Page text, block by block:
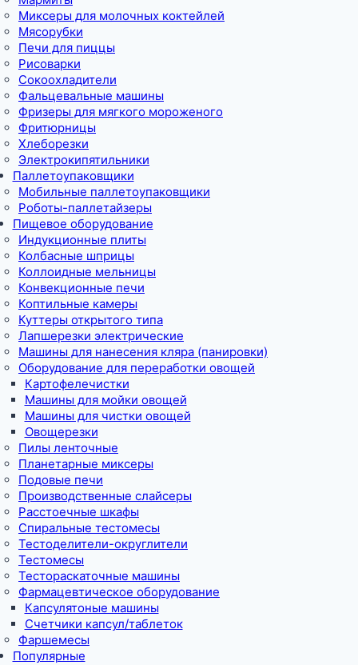
Миксеры для молочных коктейлей
Мясорубки
Печи для пиццы
Рисоварки
Сокоохладители
Фальцевальные машины
Фризеры для мягкого мороженого
Фритюрницы
Хлеборезки
Электрокипятильники
Паллетоупаковщики
Мобильные паллетоупаковщики
Роботы-паллетайзеры
Пищевое оборудование
Индукционные плиты
Колбасные шприцы
Коллоидные мельницы
Конвекционные печи
Коптильные камеры
Куттеры открытого типа
Лапшерезки электрические
Машины для нанесения кляра (панировки)
Оборудование для переработки овощей
Картофелечистки
Машины для мойки овощей
Машины для чистки овощей
Овощерезки
Пилы ленточные
Планетарные миксеры
Подовые печи
Производственные слайсеры
Расстоечные шкафы
Спиральные тестомесы
Тестоделители-округлители
Тестомесы
Тестораскаточные машины
Фармацевтическое оборудование
Капсулятоные машины
Счетчики капсул/таблеток
Фаршемесы
Популярные